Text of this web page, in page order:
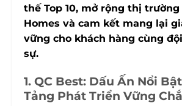
thế Top 10, mở rộng thị trường
Homes và cam kết mang lại
vững cho khách hàng cùng
sự.
1. QC Best: Dấu Ấn Nổi
Tảng Phát Triển Vững